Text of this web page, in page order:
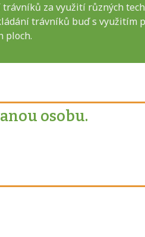
za využití různých
trávníků buď s využitím
ploch.
osobu.